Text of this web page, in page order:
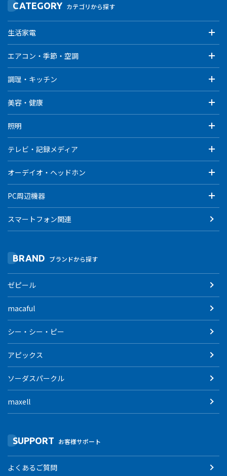
CATEGORY カテゴリから探す
生活家電
エアコン・季節・空調
調理・キッチン
美容・健康
照明
テレビ・記録メディア
オーデイオ・ヘッドホン
PC周辺機器
スマートフォン関連
BRAND ブランドから探す
ゼピール
macaful
シー・シー・ピー
アピックス
ソーダスパークル
maxell
SUPPORT お客様サポート
よくあるご質問